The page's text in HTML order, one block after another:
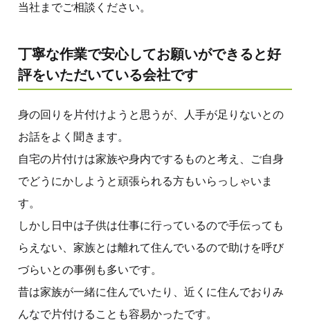
当社までご相談ください。
丁寧な作業で安心してお願いができると好
評をいただいている会社です
身の回りを片付けようと思うが、人手が足りないとの
お話をよく聞きます。
自宅の片付けは家族や身内でするものと考え、ご自身
でどうにかしようと頑張られる方もいらっしゃいま
す。
しかし日中は子供は仕事に行っているので手伝っても
らえない、家族とは離れて住んでいるので助けを呼び
づらいとの事例も多いです。
昔は家族が一緒に住んでいたり、近くに住んでおりみ
んなで片付けることも容易かったです。